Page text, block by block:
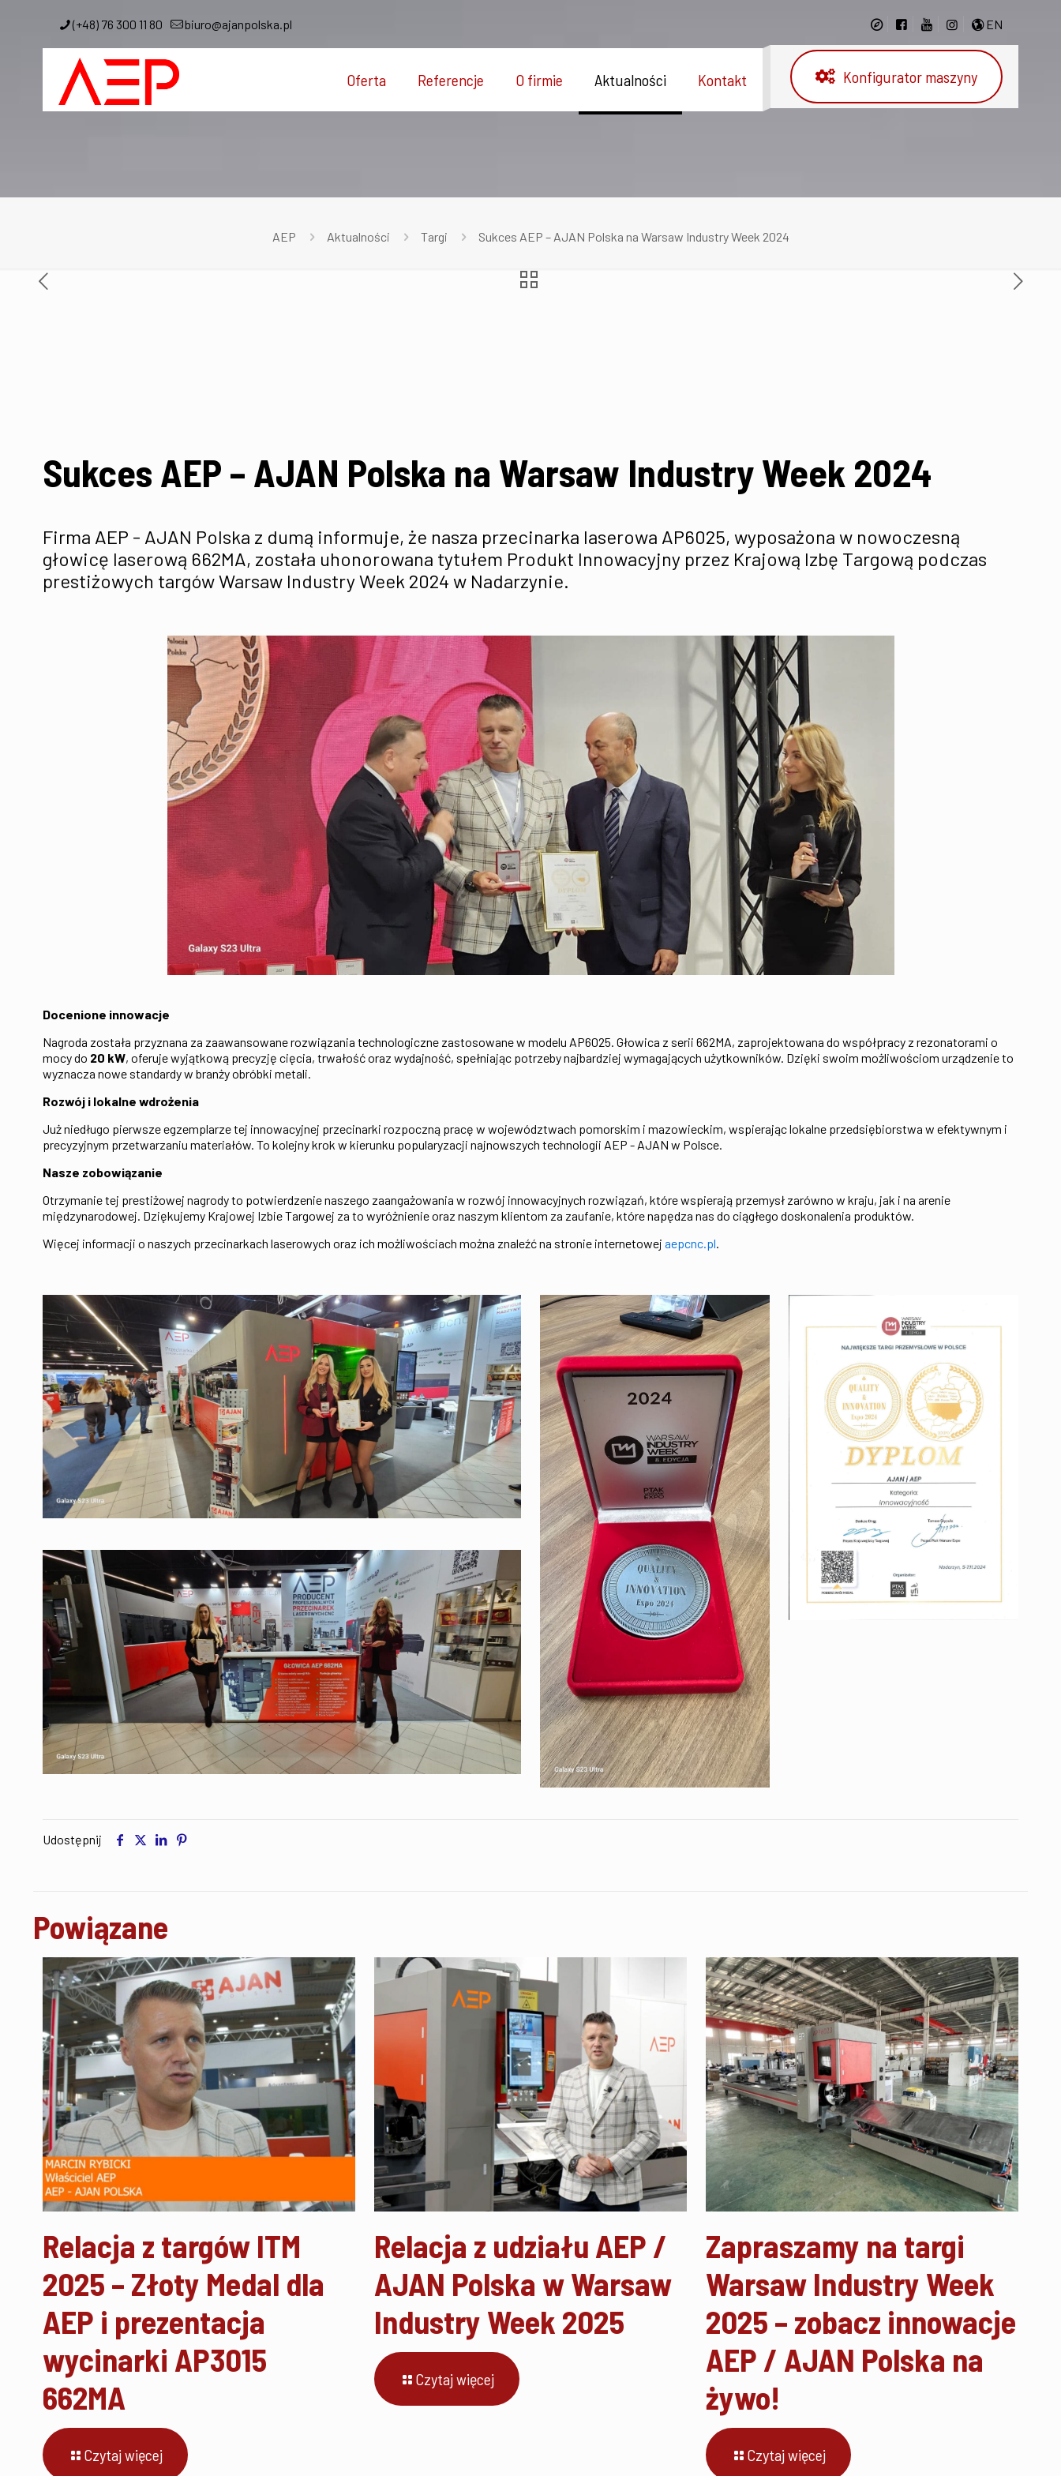
(+48) 76 300 11 80 biuro@ajanpolska.pl EN
Oferta Referencje O firmie Aktualności Kontakt Konfigurator maszyny
AEP Aktualności Targi Sukces AEP – AJAN Polska na Warsaw Industry Week 2024
Sukces AEP – AJAN Polska na Warsaw Industry Week 2024
Firma AEP - AJAN Polska z dumą informuje, że nasza przecinarka laserowa AP6025, wyposażona w nowoczesną
głowicę laserową 662MA, została uhonorowana tytułem Produkt Innowacyjny przez Krajową Izbę Targową podczas
prestiżowych targów Warsaw Industry Week 2024 w Nadarzynie.
Docenione innowacje
Nagroda została przyznana za zaawansowane rozwiązania technologiczne zastosowane w modelu AP6025. Głowica z serii 662MA, zaprojektowana do współpracy z rezonatorami o
mocy do 20 kW, oferuje wyjątkową precyzję cięcia, trwałość oraz wydajność, spełniając potrzeby najbardziej wymagających użytkowników. Dzięki swoim możliwościom urządzenie to
wyznacza nowe standardy w branży obróbki metali.
Rozwój i lokalne wdrożenia
Już niedługo pierwsze egzemplarze tej innowacyjnej przecinarki rozpoczną pracę w województwach pomorskim i mazowieckim, wspierając lokalne przedsiębiorstwa w efektywnym i
precyzyjnym przetwarzaniu materiałów. To kolejny krok w kierunku popularyzacji najnowszych technologii AEP - AJAN w Polsce.
Nasze zobowiązanie
Otrzymanie tej prestiżowej nagrody to potwierdzenie naszego zaangażowania w rozwój innowacyjnych rozwiązań, które wspierają przemysł zarówno w kraju, jak i na arenie
międzynarodowej. Dziękujemy Krajowej Izbie Targowej za to wyróżnienie oraz naszym klientom za zaufanie, które napędza nas do ciągłego doskonalenia produktów.
Więcej informacji o naszych przecinarkach laserowych oraz ich możliwościach można znaleźć na stronie internetowej aepcnc.pl.
Udostępnij
Powiązane
Relacja z targów ITM
2025 – Złoty Medal dla
AEP i prezentacja
wycinarki AP3015
662MA
Czytaj więcej
Relacja z udziału AEP /
AJAN Polska w Warsaw
Industry Week 2025
Czytaj więcej
Zapraszamy na targi
Warsaw Industry Week
2025 – zobacz innowacje
AEP / AJAN Polska na
żywo!
Czytaj więcej